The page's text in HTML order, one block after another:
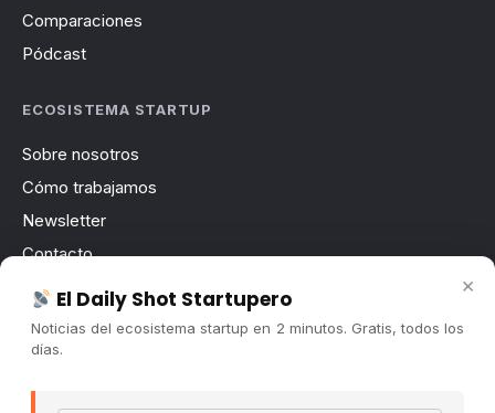
Comparaciones
Pódcast
ECOSISTEMA STARTUP
Sobre nosotros
Cómo trabajamos
Newsletter
Contacto
Publicidad
Convocatorias
×
El Daily Shot Startupero
Noticias del ecosistema startup en 2 minutos. Gratis, todos los
días.